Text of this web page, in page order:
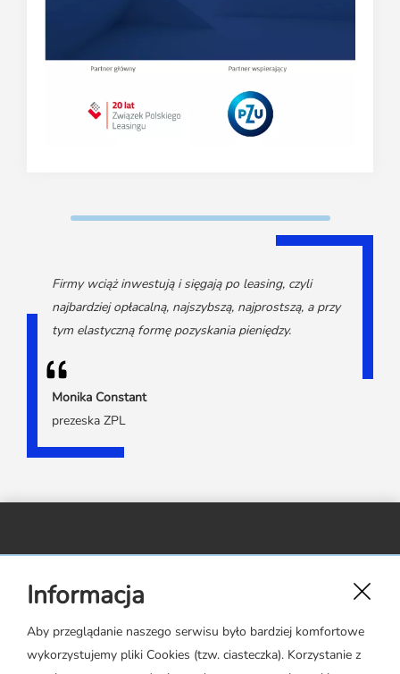
Informacja
Aby przeglądanie naszego serwisu było bardziej komfortowe
wykorzystujemy pliki Cookies (tzw. ciasteczka). Korzystanie z
Firmy wciąż inwestują i sięgają po leasing, czyli
najbardziej opłacalną, najszybszą, najprostszą, a przy
tym elastyczną formę pozyskania pieniędzy.
Monika Constant
prezeska ZPL
ul. Rejtana 17 lok. 22,
02-516 Warszawa
zpl@leasing.org.pl